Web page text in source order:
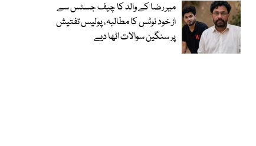
میر رضا کے والد کا چیف جسٹس سے
از خود نوٹس کا مطالبہ، پولیس تفتیش
پر سنگین سوالات اٹھا دیے